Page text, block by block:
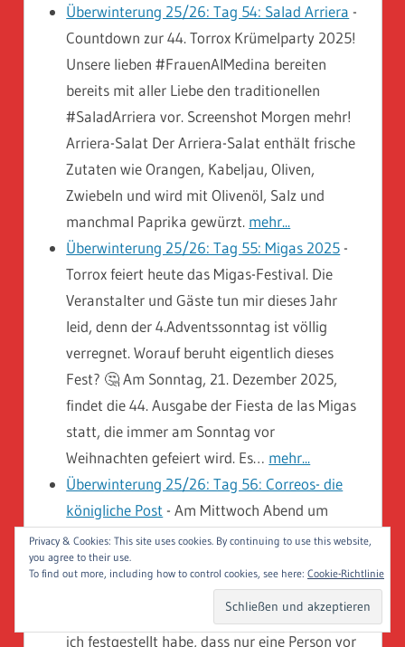
Überwinterung 25/26: Tag 54: Salad Arriera -
Countdown zur 44. Torrox Krümelparty 2025!
Unsere lieben #FrauenAlMedina bereiten
bereits mit aller Liebe den traditionellen
#SaladArriera vor. Screenshot Morgen mehr!
Arriera-Salat Der Arriera-Salat enthält frische
Zutaten wie Orangen, Kabeljau, Oliven,
Zwiebeln und wird mit Olivenöl, Salz und
manchmal Paprika gewürzt. mehr...
Überwinterung 25/26: Tag 55: Migas 2025 -
Torrox feiert heute das Migas-Festival. Die
Veranstalter und Gäste tun mir dieses Jahr
leid, denn der 4.Adventssonntag ist völlig
verregnet. Worauf beruht eigentlich dieses
Fest? 🤔 Am Sonntag, 21. Dezember 2025,
findet die 44. Ausgabe der Fiesta de las Migas
statt, die immer am Sonntag vor
Weihnachten gefeiert wird. Es… mehr...
Überwinterung 25/26: Tag 56: Correos- die
königliche Post - Am Mittwoch Abend um
20:30 hat die königliche Post versucht, uns
ein Paket zuzustellen. Heute Morgen fühlte
ich mich dann mental stark genug um einen
Abholversuch auf Postfiliale zu versuchen. Als
ich festgestellt habe, dass nur eine Person vor
Privacy & Cookies: This site uses cookies. By continuing to use this website,
you agree to their use.
To find out more, including how to control cookies, see here: Cookie-Richtlinie